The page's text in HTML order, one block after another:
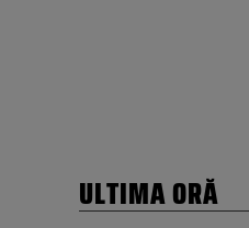
ULTIMA ORĂ